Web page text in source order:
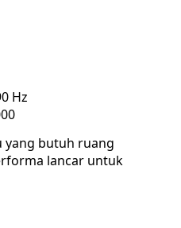
Hz
yang butuh ruang
lancar untuk